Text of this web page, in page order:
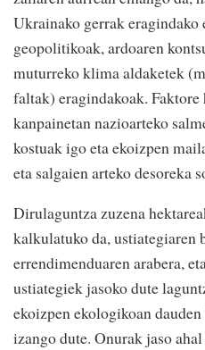
Ukrainako gerrak eragindako
geopolitikoak, ardoaren
muturreko klima aldaketek
faltak) eragindakoak.
kanpainetan nazioarteko
kostuak igo eta ekoizpen
eta salgaien arteko desoreka
Dirulaguntza zuzena
kalkulatuko da, ustiategiaren
errendimenduaren arabera,
ustiategiek jasoko dute
ekoizpen ekologikoan
izango dute. Onurak jaso